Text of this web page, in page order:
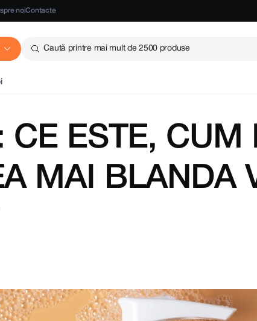
noiContacte
Caută printre mai mult de 2500 produse
CE ESTE, CUM
MAI BLANDA